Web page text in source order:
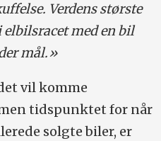
Verdens største
med en bil
mål.»
vil komme
tidspunktet for når
solgte biler, er